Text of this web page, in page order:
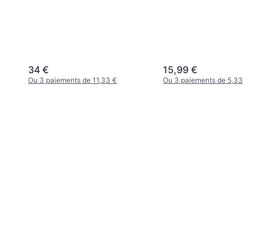
34 €
Ou 3 paiements de 11,33 €
15,99 €
Ou 3 paiements de 5,33 €